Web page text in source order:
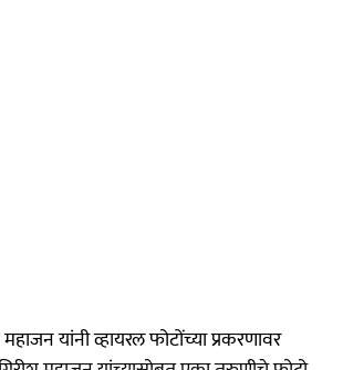
यांनी व्हायरल फोटोंच्या प्रकरणावर